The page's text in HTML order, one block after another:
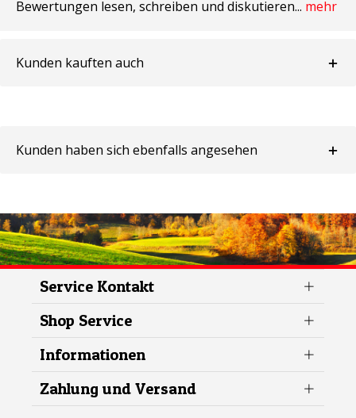
Bewertungen lesen, schreiben und diskutieren... mehr
Kunden kauften auch
Kunden haben sich ebenfalls angesehen
Service Kontakt
Shop Service
Informationen
Zahlung und Versand